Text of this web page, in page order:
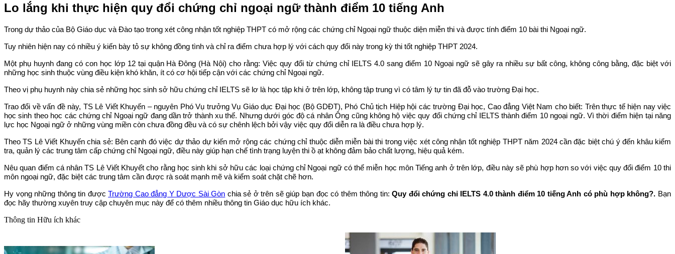
Lo lắng khi thực hiện quy đổi chứng chỉ ngoại ngữ thành điểm 10 tiếng Anh
Trong dự thảo của Bộ Giáo dục và Đào tạo trong xét công nhận tốt nghiệp THPT có mở rộng các chứng chỉ Ngoại ngữ thuộc diện miễn thi và được tính điểm 10 bài thi Ngoại ngữ.
Tuy nhiên hiện nay có nhiều ý kiến bày tỏ sự không đồng tình và chỉ ra điểm chưa hợp lý với cách quy đổi này trong kỳ thi tốt nghiệp THPT 2024.
Một phụ huynh đang có con học lớp 12 tại quận Hà Đông (Hà Nội) cho rằng: Việc quy đổi từ chứng chỉ IELTS 4.0 sang điểm 10 Ngoại ngữ sẽ gây ra nhiều sự bất công, không công bằng, đặc biệt với
những học sinh thuộc vùng điều kiện khó khăn, ít có cơ hội tiếp cận với các chứng chỉ Ngoại ngữ.
Theo vị phụ huynh này chia sẻ những học sinh sở hữu chứng chỉ IELTS sẽ lơ là học tập khi ở trên lớp, không tập trung vì có tâm lý tự tin đã đỗ vào trường Đại học.
Trao đổi về vấn đề này, TS Lê Viết Khuyến – nguyên Phó Vụ trưởng Vụ Giáo dục Đại học (Bộ GDĐT), Phó Chủ tịch Hiệp hội các trường Đại học, Cao đẳng Việt Nam cho biết: Trên thực tế hiện nay việc
học sinh theo học các chứng chỉ Ngoại ngữ đang dần trở thành xu thế. Nhưng dưới góc độ cá nhân Ông cũng không hộ việc quy đổi chứng chỉ IELTS thành điểm 10 ngoại ngữ. Vì thời điểm hiện tại năng
lực học Ngoại ngữ ở những vùng miền còn chưa đồng đều và có sự chênh lệch bởi vậy việc quy đổi diễn ra là điều chưa hợp lý.
Theo TS Lê Viết Khuyến chia sẻ: Bên cạnh đó việc dự thảo dự kiến mở rộng các chứng chỉ thuộc diễn miễn bài thi trong việc xét công nhận tốt nghiệp THPT năm 2024 cần đặc biệt chú ý đến khâu kiểm
tra, quản lý các trung tâm cấp chứng chỉ Ngoại ngữ, điều này giúp hạn chế tình trạng luyện thi ồ ạt không đảm bảo chất lượng, hiệu quả kém.
Nêu quan điểm cá nhân TS Lê Viết Khuyết cho rằng học sinh khi sở hữu các loại chứng chỉ Ngoại ngữ có thể miễn học môn Tiếng anh ở trên lớp, điều này sẽ phù hợp hơn so với việc quy đổi điểm 10 thi
môn ngoại ngữ, đặc biệt các trung tâm cần được rà soát mạnh mẽ và kiểm soát chặt chẽ hơn.
Hy vọng những thông tin đượcTrường Cao đẳng Y Dược Sài Gòn chia sẻ ở trên sẽ giúp bạn đọc có thêm thông tin:Quy đổi chứng chỉ IELTS 4.0 thành điểm 10 tiếng Anh có phù hợp không?. Bạn
đọc hãy thường xuyên truy cập chuyên mục này để có thêm nhiều thông tin Giáo dục hữu ích khác.
Thông tin Hữu ích khác